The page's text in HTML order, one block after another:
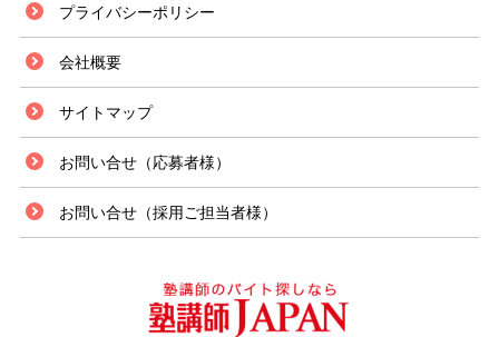
プライバシーポリシー
会社概要
サイトマップ
お問い合せ（応募者様）
お問い合せ（採用ご担当者様）